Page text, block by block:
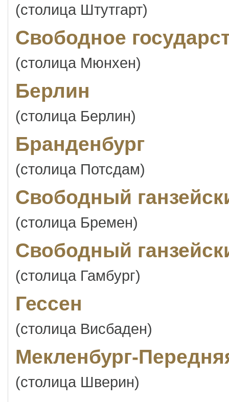
(столица Штутгарт)
Свободное
(столица Мюнхен)
Берлин
(столица Берлин)
Бранденбург
(столица Потсдам)
Свободный
(столица Бремен)
Свободный
(столица Гамбург)
Гессен
(столица Висбаден)
Мекленбург-
(столица Шверин)